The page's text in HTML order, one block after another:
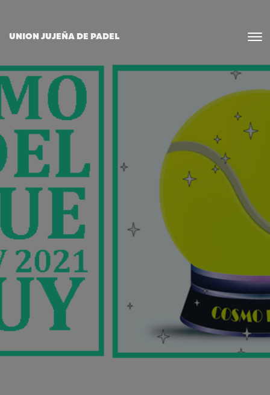
UNION JUJEÑA DE PADEL